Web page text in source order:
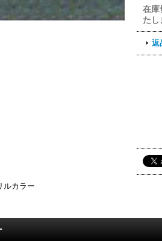
在庫
たし
返
ルカラー